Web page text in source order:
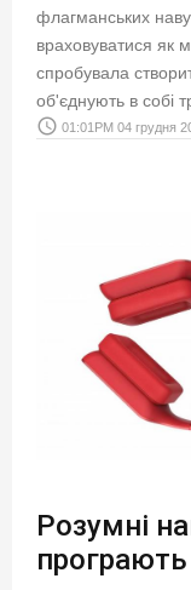
флагманських
враховуватися як
спробувала
об'єднують в собі
access_time 01:01PM 04 грудня
Розумні